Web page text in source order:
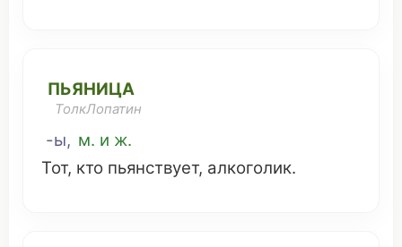
ПЬЯНИЦА
ТолкЛопатин
-ы, м. и ж.
Тот, кто пьянствует, алкоголик.